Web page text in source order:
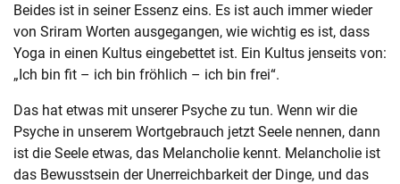
Beides ist in seiner Essenz eins. Es ist auch immer wieder
von Sriram Worten ausgegangen, wie wichtig es ist, dass
Yoga in einen Kultus eingebettet ist. Ein Kultus jenseits von:
„Ich bin fit – ich bin fröhlich – ich bin frei“.
Das hat etwas mit unserer Psyche zu tun. Wenn wir die
Psyche in unserem Wortgebrauch jetzt Seele nennen, dann
ist die Seele etwas, das Melancholie kennt. Melancholie ist
das Bewusstsein der Unerreichbarkeit der Dinge, und das